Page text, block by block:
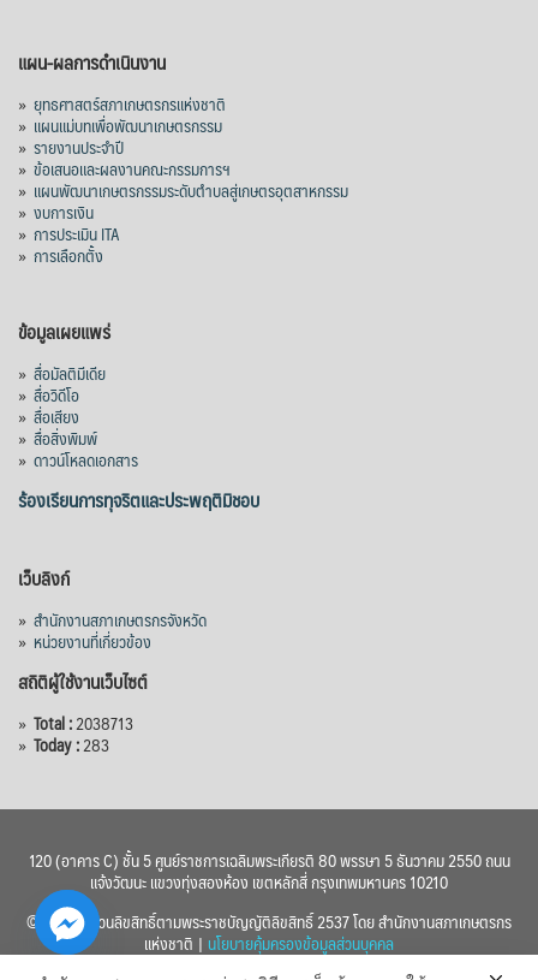
แผน-ผลการดำเนินงาน
» ยุทธศาสตร์สภาเกษตรกรแห่งชาติ
» แผนแม่บทเพื่อพัฒนาเกษตรกรรม
» รายงานประจำปี
» ข้อเสนอและผลงานคณะกรรมการฯ
» แผนพัฒนาเกษตรกรรมระดับตำบลสู่เกษตรอุตสาหกรรม
» งบการเงิน
» การประเมิน ITA
» การเลือกตั้ง
ข้อมูลเผยแพร่
» สื่อมัลติมีเดีย
» สื่อวิดีโอ
» สื่อเสียง
» สื่อสิ่งพิมพ์
» ดาวน์โหลดเอกสาร
ร้องเรียนการทุจริตและประพฤติมิชอบ
เว็บลิงก์
» สำนักงานสภาเกษตรกรจังหวัด
» หน่วยงานที่เกี่ยวข้อง
สถิติผู้ใช้งานเว็บไซต์
» Total :2038713
» Today :283
120 (อาคาร C) ชั้น 5 ศูนย์ราชการเฉลิมพระเกียรติ 80 พรรษา 5 ธันวาคม 2550 ถนน
แจ้งวัฒนะ แขวงทุ่งสองห้อง เขตหลักสี่ กรุงเทพมหานคร 10210
© 2560 สงวนลิขสิทธิ์ตามพระราชบัญญัติลิขสิทธิ์ 2537 โดย สำนักงานสภาเกษตรกร
แห่งชาติ | นโยบายคุ้มครองข้อมูลส่วนบุคคล